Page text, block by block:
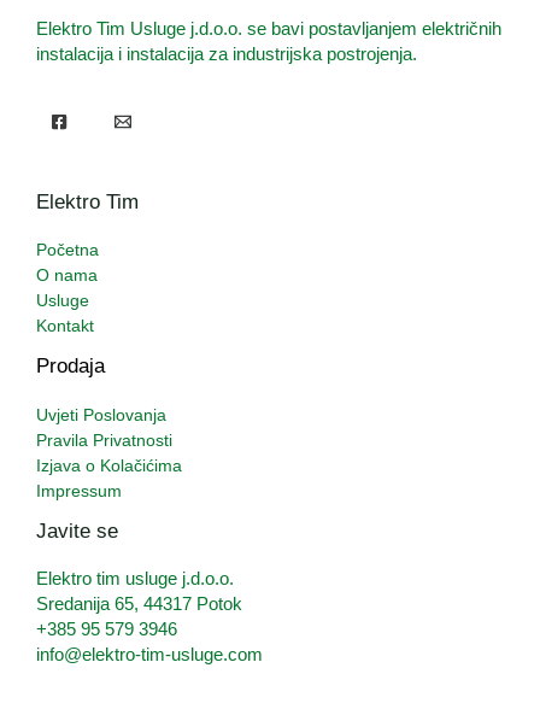
Elektro Tim Usluge j.d.o.o. se bavi postavljanjem električnih
instalacija i instalacija za industrijska postrojenja.
Elektro Tim
Početna
O nama
Usluge
Kontakt
Prodaja
Uvjeti Poslovanja
Pravila Privatnosti
Izjava o Kolačićima
Impressum
Javite se
Elektro tim usluge j.d.o.o.
Sredanija 65, 44317 Potok
+385 95 579 3946
info@elektro-tim-usluge.com